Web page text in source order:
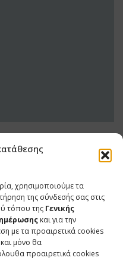
χρησιμοποιούμε τα
της σύνδεσής σας στις
τόπου της Γενικής
και για την
με τα προαιρετικά cookies
μόνο θα
προαιρετικά cookies